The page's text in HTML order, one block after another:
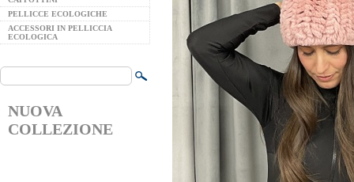
PELLICCE ECOLOGICHE
ACCESSORI IN PELLICCIA
ECOLOGICA
NUOVA
COLLEZIONE